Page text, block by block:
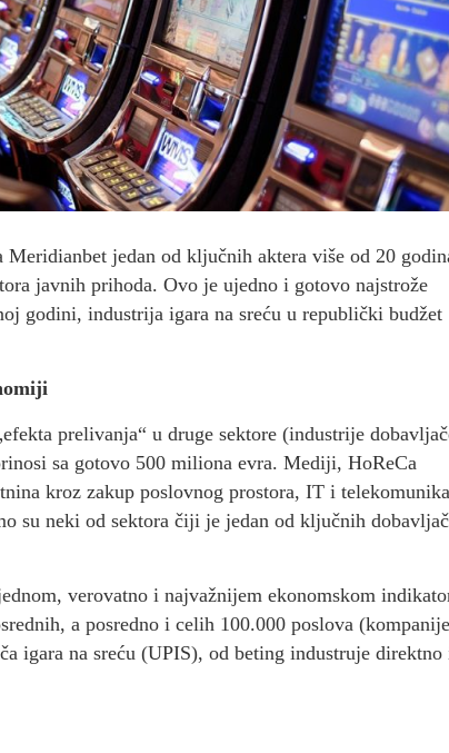
jedan od ključnih aktera više od 20
javnih prihoda. Ovo je ujedno i gotovo najstrože
godini, industrija igara na sreću u republički budžet
prelivanja“ u druge sektore (industrije
sa gotovo 500 miliona evra. Mediji, HoReCa
kroz zakup poslovnog prostora, IT i
su neki od sektora čiji je jedan od ključnih
verovatno i najvažnijem ekonomskom
a posredno i celih 100.000 poslova (kompanije
igara na sreću (UPIS), od beting industruje direktno